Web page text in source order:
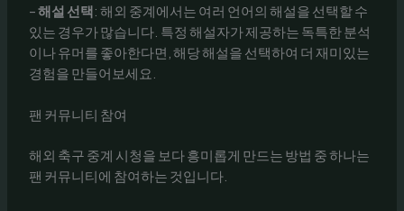
–해설 선택: 해외 중계에서는 여러 언어의 해설을 선택할 수
있는 경우가 많습니다. 특정 해설자가 제공하는 독특한 분석
이나 유머를 좋아한다면, 해당 해설을 선택하여 더 재미있는
경험을 만들어보세요.
팬 커뮤니티 참여
해외 축구 중계 시청을 보다 흥미롭게 만드는 방법 중 하나는
팬 커뮤니티에 참여하는 것입니다.